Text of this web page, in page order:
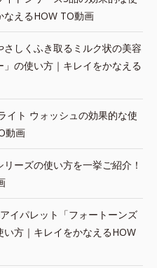
なえるHOW TO動画
さしくふき取るミルク状の美容
の使い方｜キレイをかなえる
イト ウォッシュの効果的な使
動画
ーズの使い方を一挙ご紹介！
イパレット「フォートーンズ
方｜キレイをかなえるHOW